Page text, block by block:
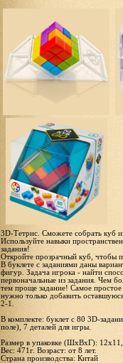
3D-Тетрис. Сможете собрать куб
Используйте навыки
задания!
Откройте прозрачный куб, чтобы
В буклете с заданиями даны
фигур. Задача игрока - найти
первоначальные из задания. Чем
тем проще задание! Самое простое
нужно только добавить
2-1.
В комплекте: буклет с 80 3D-
поле), 7 деталей для игры.
Размер в упаковке (ШхВxГ):
Вес: 471г. Возраст: от 8 лет.
Страна производства: Китай